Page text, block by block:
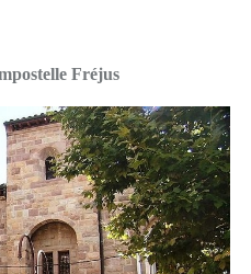
Fréjus